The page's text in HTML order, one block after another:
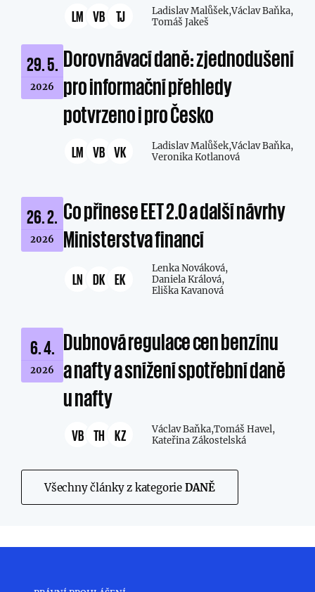
LM VB TJ Ladislav Malůšek,Václav Baňka,
Tomáš Jakeš
29. 5.
2026
Dorovnávací daně: zjednodušení
pro informační přehledy
potvrzeno i pro Česko
LM VB VK Ladislav Malůšek,Václav Baňka,
Veronika Kotlanová
26. 2.
2026
Co přinese EET 2.0 a další návrhy
Ministerstva financí
LN DK EK
Lenka Nováková,
Daniela Králová,
Eliška Kavanová
6. 4.
2026
Dubnová regulace cen benzínu
a nafty a snížení spotřební daně
u nafty
VB TH KZ Václav Baňka,Tomáš Havel,
Kateřina Zákostelská
Všechny články z kategorie DANĚ